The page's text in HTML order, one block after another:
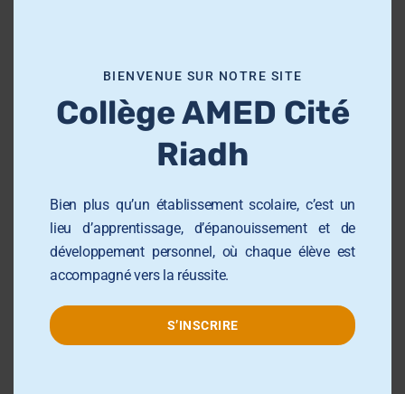
Sample Position
“
J’étudie maintenant depuis bientôt 5 ans à
l’Université el Amed , il y a une excellente
combinaison entre les études théoriques
et la pratique. El Amed formation m’a aussi
offert un excellent cadre de travail, une
ambiance chaleureuse et la possibilité
d’un double diplôme.
BIENVENUE SUR NOTRE SITE
Collège AMED Cité
Riadh
Bien plus qu’un établissement scolaire, c’est un
lieu d’apprentissage, d’épanouissement et de
développement personnel, où chaque élève est
accompagné vers la réussite.
S’INSCRIRE